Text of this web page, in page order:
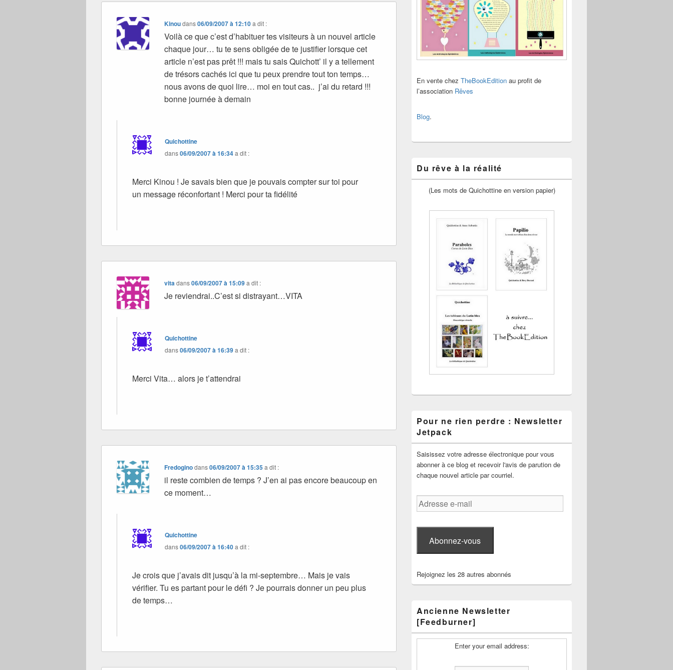
Kinoudans06/09/2007 à 12:10a dit :
Voilà ce que c’est d’habituer tes visiteurs à un nouvel article
chaque jour… tu te sens obligée de te justifier lorsque cet
article n’est pas prêt !!! mais tu sais Quichott’ il y a tellement
de trésors cachés ici que tu peux prendre tout ton temps…
nous avons de quoi lire… moi en tout cas.. j’ai du retard !!!
bonne journée à demain
Quichottine
dans06/09/2007 à 16:34a dit :
Merci Kinou ! Je savais bien que je pouvais compter sur toi pour
un message réconfortant ! Merci pour ta fidélité
vitadans06/09/2007 à 15:09a dit :
Je reviendrai..C’est si distrayant…VITA
Quichottine
dans06/09/2007 à 16:39a dit :
Merci Vita… alors je t’attendrai
Fredoginodans06/09/2007 à 15:35a dit :
il reste combien de temps ? J’en ai pas encore beaucoup en
ce moment…
Quichottine
dans06/09/2007 à 16:40a dit :
Je crois que j’avais dit jusqu’à la mi-septembre… Mais je vais
vérifier. Tu es partant pour le défi ? Je pourrais donner un peu plus
de temps…
En vente chez TheBookEdition au profit de
l’association Rêves
Blog.
Du rêve à la réalité
(Les mots de Quichottine en version papier)
Pour ne rien perdre : Newsletter
Jetpack
Saisissez votre adresse électronique pour vous
abonner à ce blog et recevoir l'avis de parution de
chaque nouvel article par courriel.
Adresse
e-
Abonnez-vous
Rejoignez les 28 autres abonnés
Ancienne Newsletter
[Feedburner]
Enter your email address: